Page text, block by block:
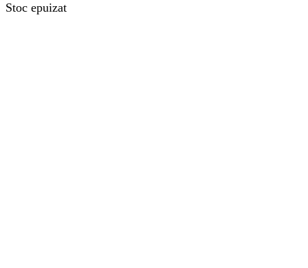
Stoc epuizat